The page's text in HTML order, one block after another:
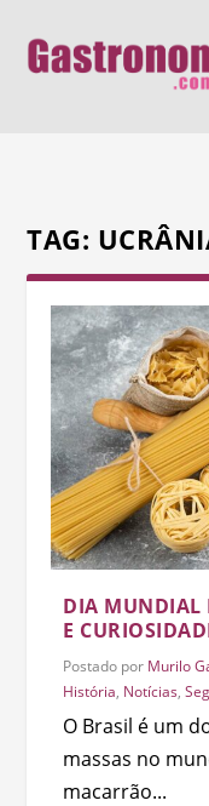
TAG:
DIA MUNDIAL
E
Postado por Murilo
História, Notícias,
O Brasil é um
massas no
macarrão...